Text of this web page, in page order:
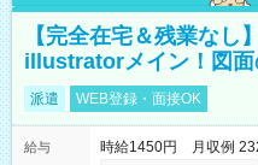
【完全在宅＆残業なし
illustratorメイン！図面
派遣 WEB登録・面接OK
給与 時給1450円 月収例